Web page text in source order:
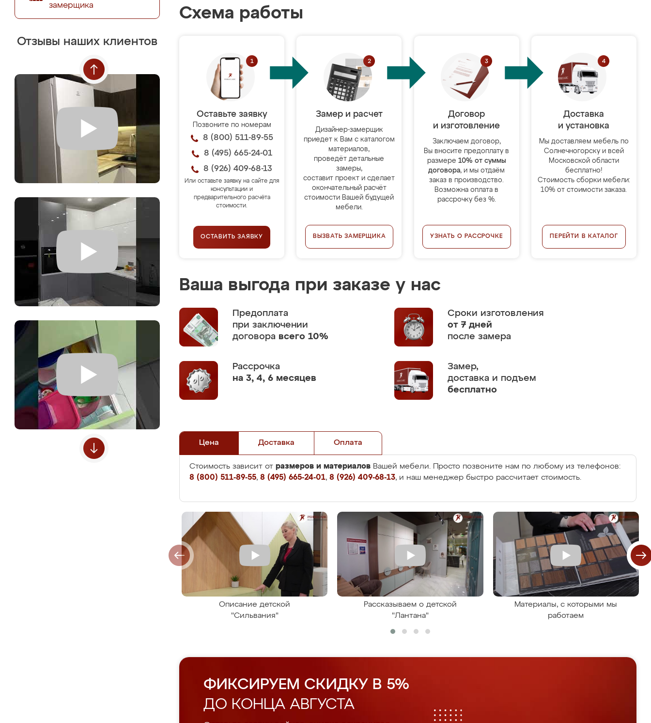
замерщика
Отзывы наших клиентов
Схема работы
Оставьте заявку
Позвоните по номерам
8 (800) 511-89-55
8 (495) 665-24-01
8 (926) 409-68-13
Или оставьте заявку на сайте для
консультации и
предварительного расчёта
стоимости.
ОСТАВИТЬ ЗАЯВКУ
Замер и расчет
Дизайнер-замерщик
приедет к Вам с каталогом
материалов,
проведёт детальные
замеры,
составит проект и сделает
окончательный расчёт
стоимости Вашей будущей
мебели.
ВЫЗВАТЬ ЗАМЕРЩИКА
Договор
и изготовление
Заключаем договор,
Вы вносите предоплату в
размере 10% от суммы
договора, и мы отдаём
заказ в производство.
Возможна оплата в
рассрочку без %.
УЗНАТЬ О РАССРОЧКЕ
Доставка
и установка
Мы доставляем мебель по
Солнечногорску и всей
Московской области
бесплатно!
Стоимость сборки мебели:
10% от стоимости заказа.
ПЕРЕЙТИ В КАТАЛОГ
Ваша выгода при заказе у нас
Предоплата
при заключении
договора всего 10%
Сроки изготовления
от 7 дней
после замера
Рассрочка
на 3, 4, 6 месяцев
Замер,
доставка и подъем
бесплатно
Цена Доставка Оплата
Стоимость зависит от размеров и материалов Вашей мебели. Просто позвоните нам по любому из телефонов:
8 (800) 511-89-55, 8 (495) 665-24-01, 8 (926) 409-68-13, и наш менеджер быстро рассчитает стоимость.
Описание детской
"Сильвания"
Рассказываем о детской
"Лантана"
Материалы, с которыми мы
работаем
ФИКСИРУЕМ СКИДКУ В 5%
ДО КОНЦА АВГУСТА